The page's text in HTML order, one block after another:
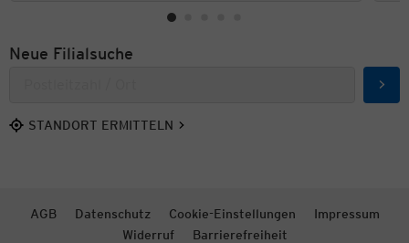
Neue Filialsuche
STANDORT ERMITTELN
AGB Datenschutz Cookie-Einstellungen
Impressum
Widerruf
Barrierefreiheit